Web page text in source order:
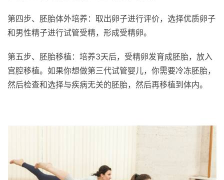
第四步、胚胎体外培养：取出卵子进行评价，选择优质卵子
和男性精子进行试管受精，形成受精卵。
第五步、胚胎移植：培养3天后，受精卵发育成胚胎，放入
宫腔移植。如果你想做第三代试管婴儿，你需要冷冻胚胎，
然后检查和选择与疾病无关的胚胎，然后再移植到体内。